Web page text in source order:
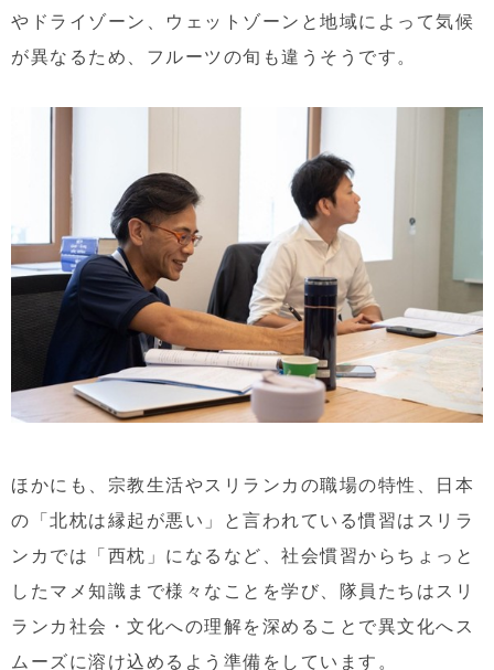
やドライゾーン、ウェットゾーンと地域によって気候
が異なるため、フルーツの旬も違うそうです。
ほかにも、宗教生活やスリランカの職場の特性、日本
の 「北枕は縁起が悪い 」 と言われている慣習はスリラ
ンカでは 「西枕 」 になる など、社会慣習からちょっと
したマメ知識まで様々なことを学び、隊員たちはスリ
ランカ社会・文化への理解を深めることで異文化へス
ムーズに溶け込めるよう準備をしています。